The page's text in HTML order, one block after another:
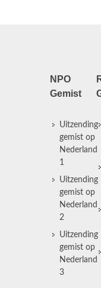
NPO
Gemist
Uitzending
gemist op
Nederland
1
Uitzending
gemist op
Nederland
2
Uitzending
gemist op
Nederland
3